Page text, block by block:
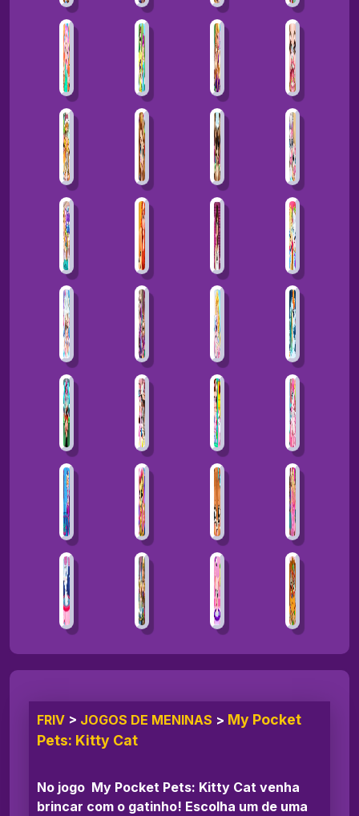
FRIV > JOGOS DE MENINAS > My Pocket
Pets: Kitty Cat
No jogo My Pocket Pets: Kitty Cat venha
brincar com o gatinho! Escolha um de uma